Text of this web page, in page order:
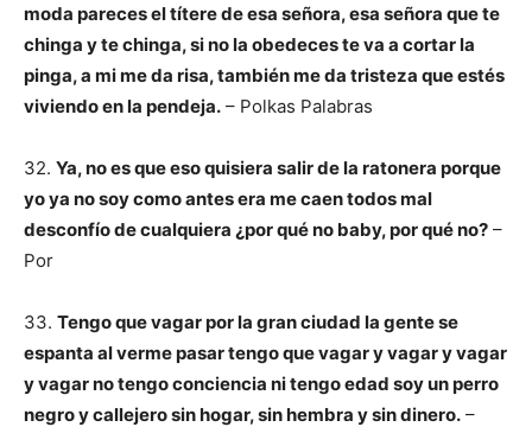
moda pareces el títere de esa señora, esa señora que te
chinga y te chinga, si no la obedeces te va a cortar la
pinga, a mi me da risa, también me da tristeza que estés
viviendo en la pendeja. – Polkas Palabras
32. Ya, no es que eso quisiera salir de la ratonera porque
yo ya no soy como antes era me caen todos mal
desconfío de cualquiera ¿por qué no baby, por qué no? –
Por
33. Tengo que vagar por la gran ciudad la gente se
espanta al verme pasar tengo que vagar y vagar y vagar
y vagar no tengo conciencia ni tengo edad soy un perro
negro y callejero sin hogar, sin hembra y sin dinero. –